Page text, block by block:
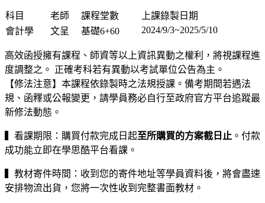
科目 老師 課程堂數
上課錄製日期
會計學
文呈 基礎6+60 2024/9/3~2025/5/10
高效函授擁有課程、師資等以上資訊異動之權利，將視課程進
度調整之。 正確考科若有異動以考試單位公告為主。
【修法注意】本課程依錄製時之法規授課。備考期間若遇法
規、函釋或公報變更，請學員務必自行至政府官方平台追蹤最
新修法動態。
▍看課期限：購買付款完成日起至所購買的方案截日止 。付款
成功能立即在學思酷平台看課。
▍教材寄件時間：收到您的寄件地址等學員資料後，將會盡速
安排物流出貨，您將一次性收到完整書面教材。